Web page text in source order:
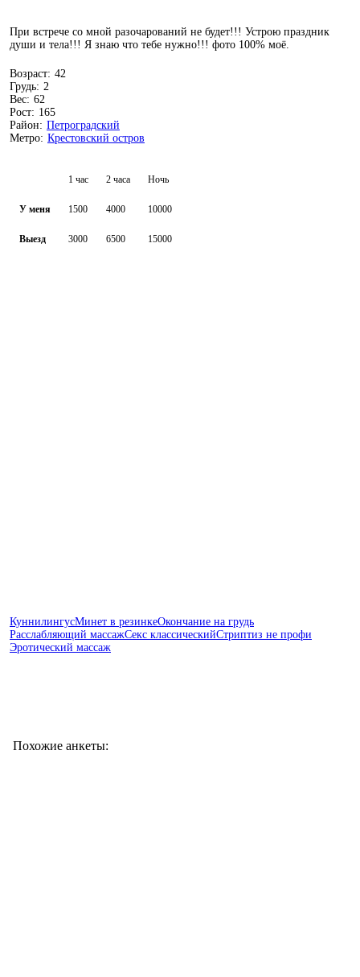
При встрече со мной разочарований не будет!!! Устрою праздник
души и тела!!! Я знаю что тебе нужно!!! фото 100% моё.
Возраст: 42
Грудь: 2
Вес: 62
Рост: 165
Район: Петроградский
Метро: Крестовский остров
1 час 2 часа Ночь
У меня 1500 4000 10000
Выезд 3000 6500 15000
КуннилингусМинет в резинкеОкончание на грудь
Расслабляющий массажСекс классическийСтриптиз не профи
Эротический массаж
Похожие анкеты: